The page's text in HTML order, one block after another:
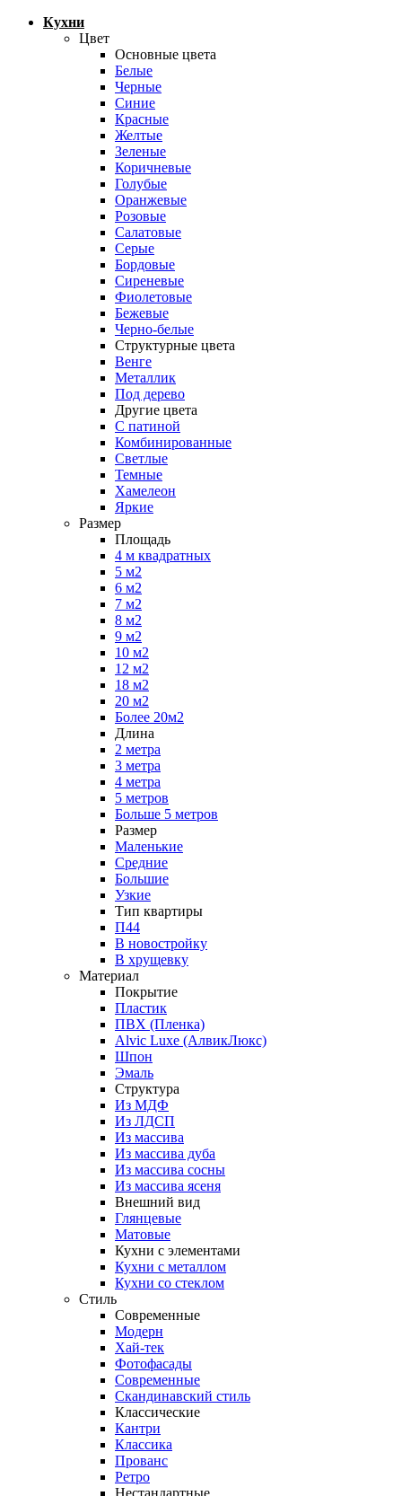
Кухни
Цвет
Основные цвета
Белые
Черные
Синие
Красные
Желтые
Зеленые
Коричневые
Голубые
Оранжевые
Розовые
Салатовые
Серые
Бордовые
Сиреневые
Фиолетовые
Бежевые
Черно-белые
Структурные цвета
Венге
Металлик
Под дерево
Другие цвета
С патиной
Комбинированные
Светлые
Темные
Хамелеон
Яркие
Размер
Площадь
4 м квадратных
5 м2
6 м2
7 м2
8 м2
9 м2
10 м2
12 м2
18 м2
20 м2
Более 20м2
Длина
2 метра
3 метра
4 метра
5 метров
Больше 5 метров
Размер
Маленькие
Средние
Большие
Узкие
Тип квартиры
П44
В новостройку
В хрущевку
Материал
Покрытие
Пластик
ПВХ (Пленка)
Alvic Luxe (АлвикЛюкс)
Шпон
Эмаль
Структура
Из МДФ
Из ЛДСП
Из массива
Из массива дуба
Из массива сосны
Из массива ясеня
Внешний вид
Глянцевые
Матовые
Кухни с элементами
Кухни с металлом
Кухни со стеклом
Стиль
Современные
Модерн
Хай-тек
Фотофасады
Современные
Скандинавский стиль
Классические
Кантри
Классика
Прованс
Ретро
Нестандартные